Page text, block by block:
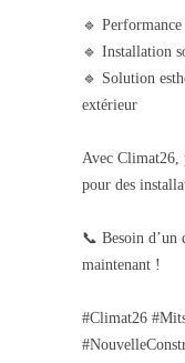
🔹
🔹 Installation
🔹 Solution
extérieur
Avec Climat26,
pour des
📞 Besoin d’un
maintenant !
#Climat26